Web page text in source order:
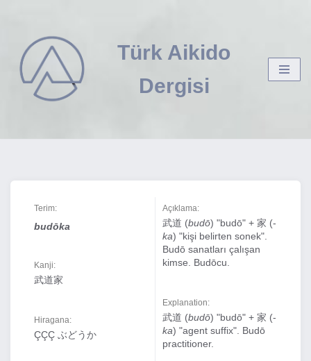
İçeriğe
geç
Türk Aikido
Dergisi
Terim:
budōka
Kanji:
武道家
Hiragana:
ÇÇÇ ぶどうか
Açıklama:
武道 (budō) "budō" + 家 (-
ka) "kişi belirten sonek".
Budō sanatları çalışan
kimse. Budōcu.
Explanation:
武道 (budō) "budō" + 家 (-
ka) "agent suffix". Budō
practitioner.